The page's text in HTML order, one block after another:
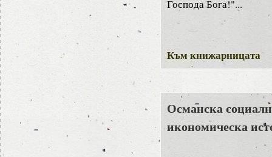
Господа Бога!"...
Към книжарницата
Османска
икономическа